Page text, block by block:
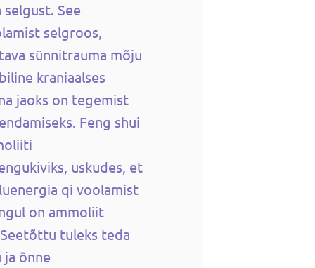
See
selgroos,
sünnitrauma mõju
kraniaalses
jaoks on tegemist
Feng shui
uskudes, et
qi voolamist
on ammoliit
tuleks teda
õnne